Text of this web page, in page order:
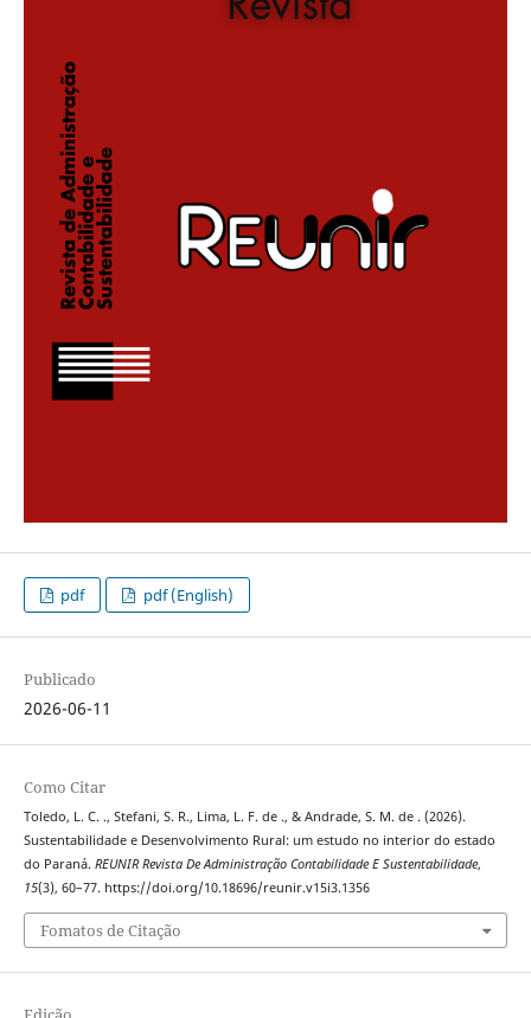
pdf pdf (English)
Publicado
2026-06-11
Como Citar
Toledo, L. C. ., Stefani, S. R., Lima, L. F. de ., & Andrade, S. M. de . (2026).
Sustentabilidade e Desenvolvimento Rural: um estudo no interior do estado
do Paraná. REUNIR Revista De Administração Contabilidade E Sustentabilidade,
15(3), 60–77. https://doi.org/10.18696/reunir.v15i3.1356
Fomatos de Citação